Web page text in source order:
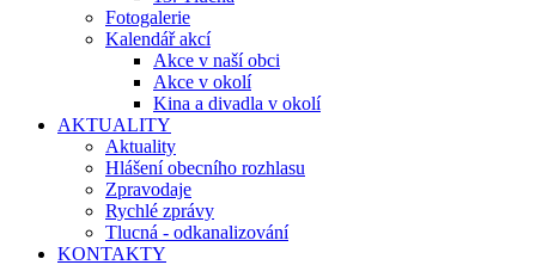
Fotogalerie
Kalendář akcí
Akce v naší obci
Akce v okolí
Kina a divadla v okolí
AKTUALITY
Aktuality
Hlášení obecního rozhlasu
Zpravodaje
Rychlé zprávy
Tlucná - odkanalizování
KONTAKTY